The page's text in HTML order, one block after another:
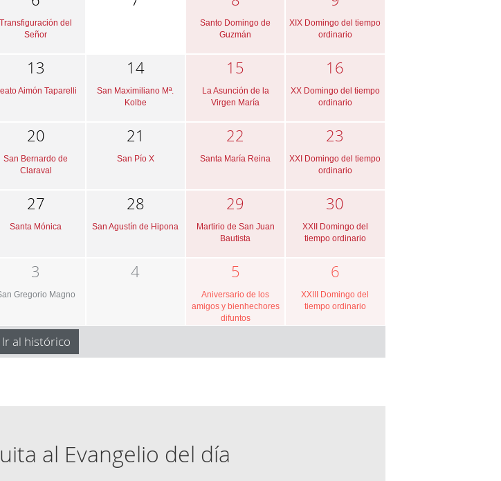
Transfiguración del
Señor
Santo Domingo de
Guzmán
XIX Domingo del tiempo
ordinario
13
Aimón Taparelli
14
San Maximiliano Mª.
Kolbe
15
La Asunción de la
Virgen María
16
XX Domingo del tiempo
ordinario
20
San Bernardo de
Claraval
21
San Pío X
22
Santa María Reina
23
XXI Domingo del tiempo
ordinario
27
Santa Mónica
28
San Agustín de Hipona
29
Martirio de San Juan
Bautista
30
XXII Domingo del
tiempo ordinario
3
Gregorio Magno
4 5
Aniversario de los
amigos y bienhechores
difuntos
6
XXIII Domingo del
tiempo ordinario
Ir al histórico
al Evangelio del día